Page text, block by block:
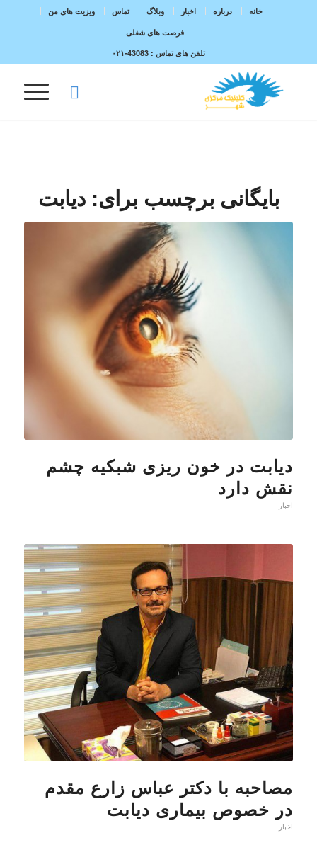
خانه درباره اخبار وبلاگ تماس
ویزیت های من
فرصت های شغلی
تلفن های تماس : 43083-۰۲۱
بایگانی برچسب برای:دیابت
دیابت در خون ریزی شبکیه چشم
نقش دارد
اخبار
مصاحبه با دکتر عباس زارع مقدم
در خصوص بیماری دیابت
اخبار